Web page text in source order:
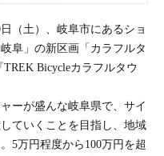
（土）、岐阜市にあるショ
阜」の新区画「カラフルタ
Bicycleカラフルタウ
ーが盛んな岐阜県で、サイ
ていくことを目指し、地域
5万円程度から100万円を超